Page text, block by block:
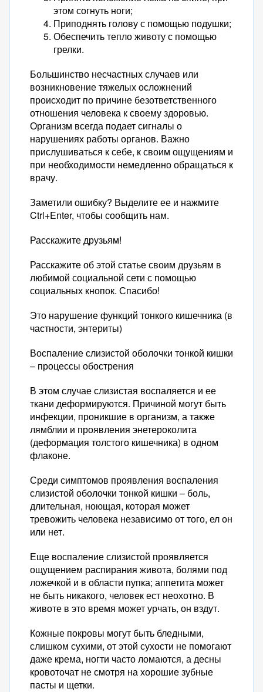
этом согнуть ноги;
Приподнять голову с помощью подушки;
Обеспечить тепло животу с помощью
грелки.
Большинство несчастных случаев или
возникновение тяжелых осложнений
происходит по причине безответственного
отношения человека к своему здоровью.
Организм всегда подает сигналы о
нарушениях работы органов. Важно
прислушиваться к себе, к своим ощущениям и
при необходимости немедленно обращаться к
врачу.
Заметили ошибку? Выделите ее и нажмите
Ctrl+Enter, чтобы сообщить нам.
Расскажите друзьям!
Расскажите об этой статье своим друзьям в
любимой социальной сети с помощью
социальных кнопок. Спасибо!
Это нарушение функций тонкого кишечника (в
частности, энтериты)
Воспаление слизистой оболочки тонкой кишки
– процессы обострения
В этом случае слизистая воспаляется и ее
ткани деформируются. Причиной могут быть
инфекции, проникшие в организм, а также
лямблии и проявления энетероколита
(деформация толстого кишечника) в одном
флаконе.
Среди симптомов проявления воспаления
слизистой оболочки тонкой кишки – боль,
длительная, ноющая, которая может
тревожить человека независимо от того, ел он
или нет.
Еще воспаление слизистой проявляется
ощущением распирания живота, болями под
ложечкой и в области пупка; аппетита может
не быть никакого, человек ест неохотно. В
животе в это время может урчать, он вздут.
Кожные покровы могут быть бледными,
слишком сухими, от этой сухости не помогают
даже крема, ногти часто ломаются, а десны
кровоточат не смотря на хорошие зубные
пасты и щетки.